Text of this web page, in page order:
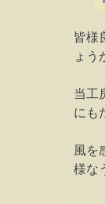
皆様
ょう
当工
にも
風を
様な